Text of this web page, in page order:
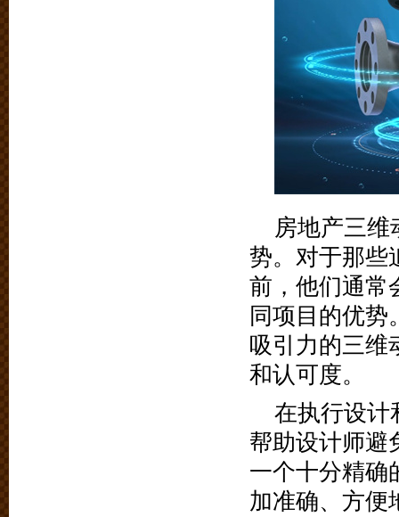
房地产三
势。对于那些
前，他们通常
同项目的优势
吸引力的三维
和认可度。
在执行设计
帮助设计师
一个十分精确
加准确、方便